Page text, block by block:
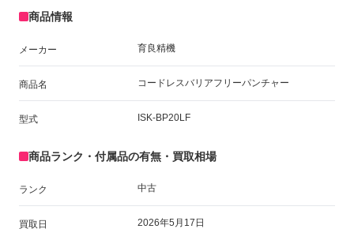
商品情報
メーカー 育良精機
商品名 コードレスバリアフリーパンチャー
型式 ISK-BP20LF
商品ランク・付属品の有無・買取相場
ランク 中古
買取日 2026年5月17日